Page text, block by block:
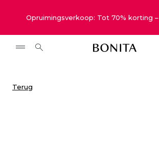
Opruimingsverkoop: Tot 70% korting –
Terug